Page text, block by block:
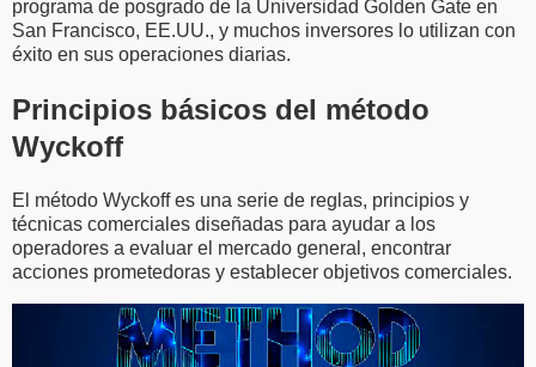
programa de posgrado de la Universidad Golden Gate en
San Francisco, EE.UU., y muchos inversores lo utilizan con
éxito en sus operaciones diarias.
Principios básicos del método
Wyckoff
El método Wyckoff es una serie de reglas, principios y
técnicas comerciales diseñadas para ayudar a los
operadores a evaluar el mercado general, encontrar
acciones prometedoras y establecer objetivos comerciales.